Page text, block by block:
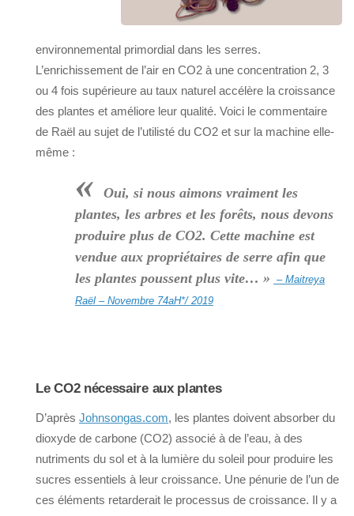
environnemental primordial dans les serres.
L’enrichissement de l’air en CO2 à une concentration 2, 3
ou 4 fois supérieure au taux naturel accélère la croissance
des plantes et améliore leur qualité. Voici le commentaire
de Raël au sujet de l’utilisté du CO2 et sur la machine elle-
même :
«
Oui, si nous aimons vraiment les
plantes, les arbres et les forêts, nous devons
produire plus de CO2. Cette machine est
vendue aux propriétaires de serre afin que
les plantes poussent plus vite… » – Maitreya
Raël – Novembre 74aH*/ 2019
Le CO2 nécessaire aux plantes
D’après Johnsongas.com, les plantes doivent absorber du
dioxyde de carbone (CO2) associé à de l’eau, à des
nutriments du sol et à la lumière du soleil pour produire les
sucres essentiels à leur croissance. Une pénurie de l’un de
ces éléments retarderait le processus de croissance. Il y a